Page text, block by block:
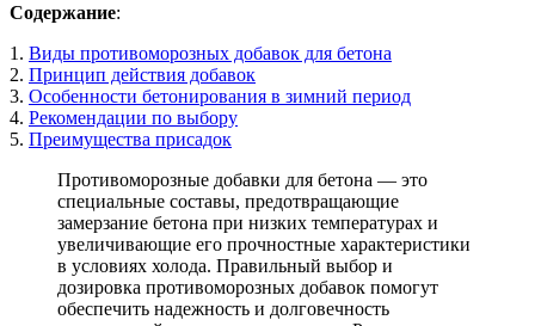
Содержание:
1. Виды противоморозных добавок для бетона
2. Принцип действия добавок
3. Особенности бетонирования в зимний период
4. Рекомендации по выбору
5. Преимущества присадок
Противоморозные добавки для бетона — это
специальные составы, предотвращающие
замерзание бетона при низких температурах и
увеличивающие его прочностные характеристики
в условиях холода. Правильный выбор и
дозировка противоморозных добавок помогут
обеспечить надежность и долговечность